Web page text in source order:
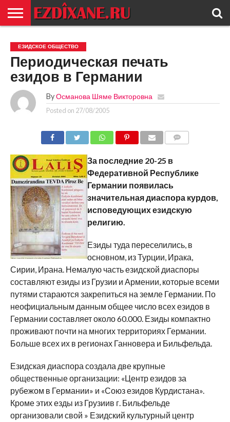
ЕЗИДИЗМ
НОВОСТИ
ИСТОРИЯ
КУЛЬТУРА
КОНТАКТ
ЕЗИДСКОЕ ОБЩЕСТВО
Периодическая печать
езидов в Германии
By Османова Шяме Викторовна
Posted on 27/08/2005
За последние 20-25 в
Федеративной Республике
Германии появилась
значительная диаспора курдов,
исповедующих езидскую
религию.
Езиды туда переселились, в
основном, из Турции, Ирака,
Сирии, Ирана. Немалую часть езидской диаспоры
составляют езиды из Грузии и Армении, которые всеми
путями стараются закрепиться на земле Германии. По
неофициальным данным общее число всех езидов в
Германии составляет около 60.000. Езиды компактно
проживают почти на многих территориях Германии.
Больше всех их в регионах Ганновера и Бильфельда.
Езидская диаспора создала две крупные
общественные организации: «Центр езидов за
рубежом в Германии» и «Союз езидов Курдистана».
Кроме этих езды из Грузиив г. Бильфельде
организовали свой » Езидский культурный центр